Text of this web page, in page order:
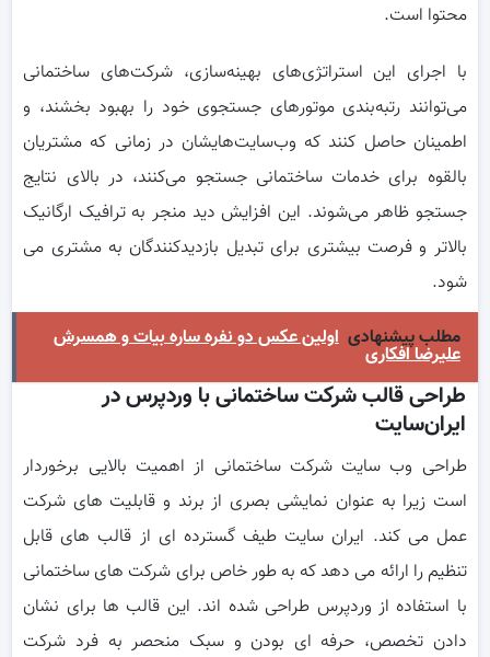
محتوا است.
با اجرای این استراتژی‌های بهینه‌سازی، شرکت‌های ساختمانی
می‌توانند رتبه‌بندی موتورهای جستجوی خود را بهبود بخشند، و
اطمینان حاصل کنند که وب‌سایت‌هایشان در زمانی که مشتریان
بالقوه برای خدمات ساختمانی جستجو می‌کنند، در بالای نتایج
جستجو ظاهر می‌شوند. این افزایش دید منجر به ترافیک ارگانیک
بالاتر و فرصت بیشتری برای تبدیل بازدیدکنندگان به مشتری می
شود.
مطلب پیشنهادی اولین عکس دو نفره ساره بیات و همسرش
علیرضا افکاری
طراحی قالب شرکت ساختمانی با وردپرس در
ایران‌سایت
طراحی وب سایت شرکت ساختمانی از اهمیت بالایی برخوردار
است زیرا به عنوان نمایشی بصری از برند و قابلیت های شرکت
عمل می کند. ایران سایت طیف گسترده ای از قالب های قابل
تنظیم را ارائه می دهد که به طور خاص برای شرکت های ساختمانی
با استفاده از وردپرس طراحی شده اند. این قالب ها برای نشان
دادن تخصص، حرفه ای بودن و سبک منحصر به فرد شرکت